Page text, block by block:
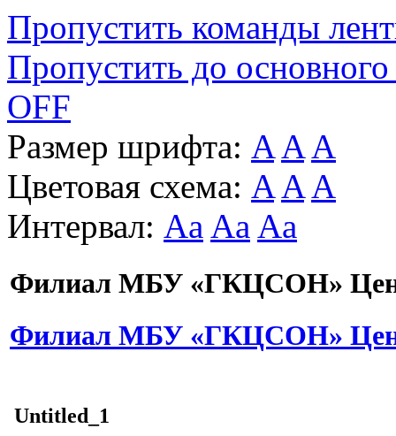
Пропустить команды
Пропустить до основного
OFF
Размер шрифта: A A A
Цветовая схема: A A A
Интервал: Aa Aa Aa
Филиал МБУ «ГКЦСОН»
Филиал МБУ «ГКЦСОН»
Untitled_1